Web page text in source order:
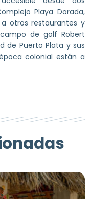
Playa Dorada,
otros restaurantes y
de golf Robert
de Puerto Plata y sus
colonial están a